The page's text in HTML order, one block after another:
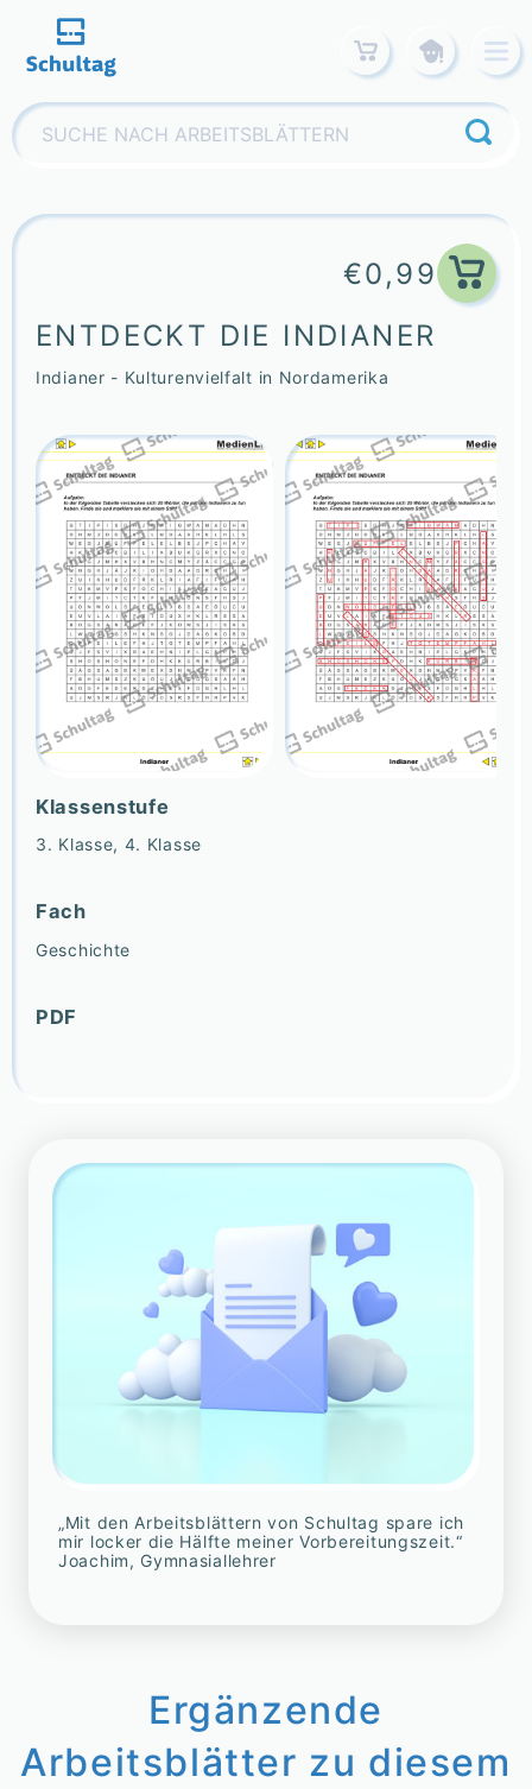
content
Suchen
nach:
€0,99
ENTDECKT DIE INDIANER
Indianer - Kulturenvielfalt in Nordamerika
Klassenstufe
3. Klasse, 4. Klasse
Fach
Geschichte
PDF
„Mit den Arbeitsblättern von Schultag spare ich
mir locker die Hälfte meiner Vorbereitungszeit.“
Joachim, Gymnasiallehrer
Ergänzende
Arbeitsblätter zu diesem